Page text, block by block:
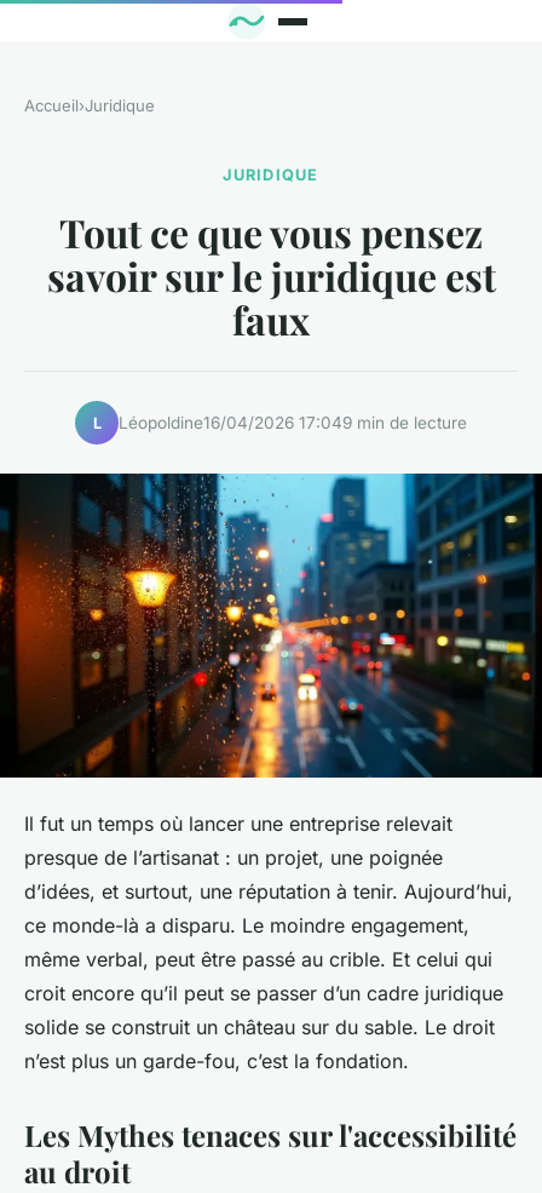
Accueil›Juridique
JURIDIQUE
Tout ce que vous pensez
savoir sur le juridique est
faux
L Léopoldine16/04/2026 17:049 min de lecture
Il fut un temps où lancer une entreprise relevait
presque de l’artisanat : un projet, une poignée
d’idées, et surtout, une réputation à tenir. Aujourd’hui,
ce monde-là a disparu. Le moindre engagement,
même verbal, peut être passé au crible. Et celui qui
croit encore qu’il peut se passer d’un cadre juridique
solide se construit un château sur du sable. Le droit
n’est plus un garde-fou, c’est la fondation.
Les Mythes tenaces sur l'accessibilité
au droit